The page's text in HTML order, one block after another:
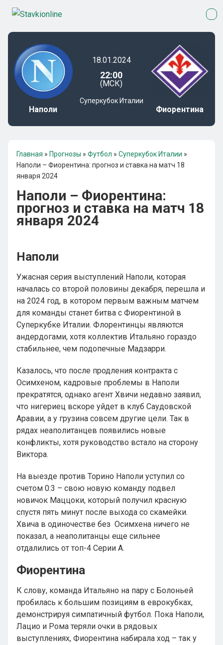
Наполи
18.01.2024
22:00
(МСК)
Суперкубок Италии
Фиорентина
Главная » Прогнозы » Футбол » Суперкубок Италии »
Наполи – Фиорентина: прогноз и ставка на матч 18
января 2024
Наполи – Фиорентина:
прогноз и ставка на матч 18
января 2024
Наполи
Ужасная серия выступлений Наполи, которая
началась со второй половины декабря, перешла и
на 2024 год, в котором первым важным матчем
для команды станет битва с Фиорентиной в
Суперкубке Италии. Флорентинцы являются
андердогами, хотя коллектив Итальяно гораздо
стабильнее, чем подопечные Мадзарри.
Казалось, что после продления контракта с
Осимхеном, кадровые проблемы в Наполи
прекратятся, однако агент Хвичи недавно заявил,
что нигериец вскоре уйдет в клуб Саудовской
Аравии, а у грузина совсем другие цели. Так в
рядах неаполитанцев появились новые
конфликты, хотя руководство встало на сторону
Виктора.
На выезде против Торино Наполи уступил со
счетом 0:3 – свою новую команду подвел
новичок Маццоки, который получил красную
спустя пять минут после выхода со скамейки.
Хвича в одиночестве без Осимхена ничего не
показал, а неаполитанцы еще сильнее
отдалились от топ-4 Серии А.
Фиорентина
К слову, команда Итальяно на пару с Болоньей
пробилась к большим позициям в еврокубках,
демонстрируя симпатичный футбол. Пока Наполи,
Лацио и Рома теряли очки в рядовых
выступлениях, Фиорентина набирала ход – так у